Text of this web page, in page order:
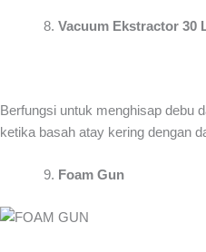
Vacuum Ekstractor 30
Berfungsi untuk menghisap debu
ketika basah atay kering dengan
Foam Gun